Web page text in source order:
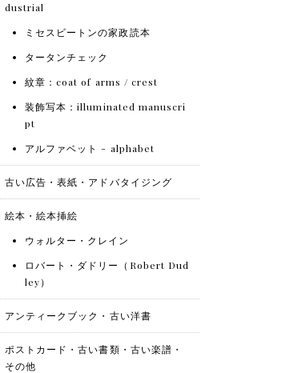
dustrial
ミセスビートンの家政読本
タータンチェック
紋章：coat of arms / crest
装飾写本：illuminated manuscri
pt
アルファベット - alphabet
古い広告・表紙・アドバタイジング
絵本・絵本挿絵
ウォルター・クレイン
ロバート・ダドリー（Robert Dud
ley）
アンティークブック・古い洋書
ポストカード・古い書類・古い楽譜・
その他